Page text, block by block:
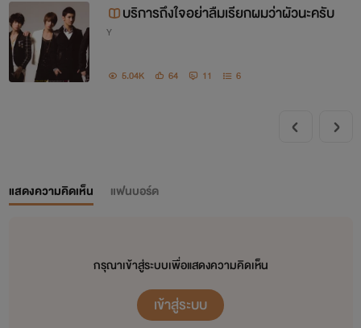
บริการถึงใจอย่าลืมเรียกผมว่าผัวนะครับ
Y
5.04K 64 11 6
แสดงความคิดเห็น แฟนบอร์ด
กรุณาเข้าสู่ระบบเพื่อแสดงความคิดเห็น
เข้าสู่ระบบ